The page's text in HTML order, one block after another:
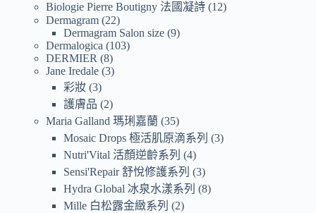
Biologie Pierre Boutigny 法國凝詩 12
Dermagram 22
Dermagram Salon size 9
Dermalogica 103
DERMIER 8
Jane Iredale 3
彩妝 3
護膚品 2
Maria Galland 瑪琍嘉蘭
35
Mosaic Drops 極活肌原滴系列
3
Nutri'Vital 活顏逆齡系列
4
Sensi'Repair 舒悅修護系列
3
Hydra Global 冰泉水漾系列
8
Mille 白松露金緻系列
2